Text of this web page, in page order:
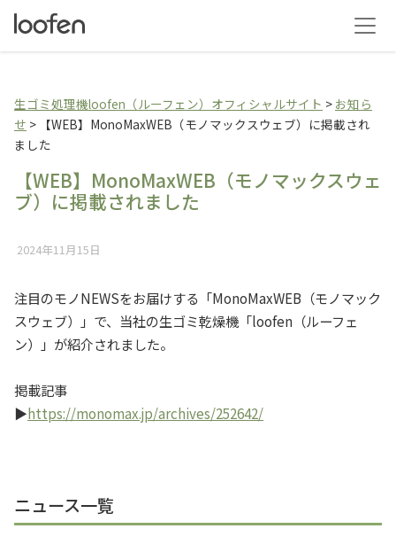
生ゴミ乾燥機loofen（ル
生ゴミ処理機loofen（ルーフェン）オフィシャルサイト > お知ら
せ > 【WEB】MonoMaxWEB（モノマックスウェブ）に掲載され
ました
【WEB】MonoMaxWEB（モノマックスウェ
ブ）に掲載されました
2024年11月15日
注目のモノNEWSをお届けする「MonoMaxWEB（モノマック
スウェブ）」で、当社の生ゴミ乾燥機「loofen（ルーフェ
ン）」が紹介されました。
掲載記事
▶https://monomax.jp/archives/252642/
ニュース一覧